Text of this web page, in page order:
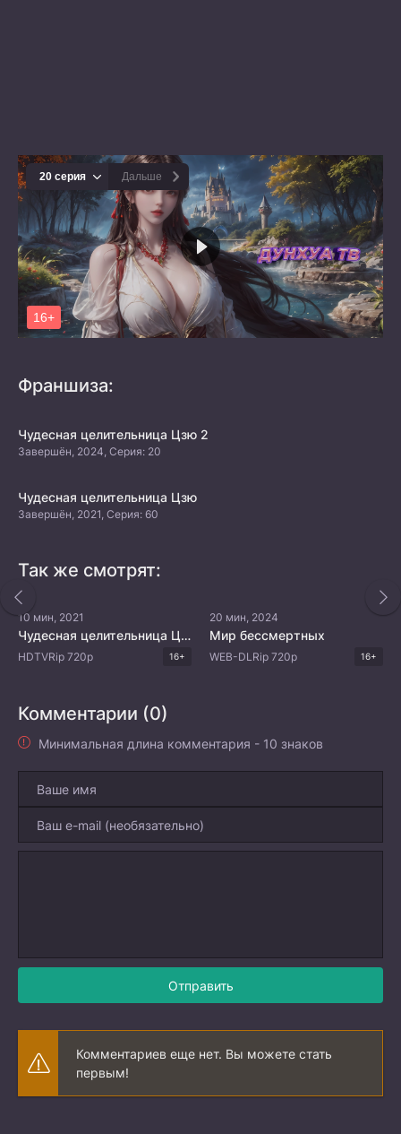
Франшиза:
Чудесная целительница Цзю 2
Завершён, 2024, Серия: 20
Чудесная целительница Цзю
Завершён, 2021, Серия: 60
Так же смотрят:
10 мин, 2021
Чудесная целительница Цзю
HDTVRip 720p 16+
20 мин, 2024
Мир бессмертных
WEB-DLRip 720p 16+
Комментарии (0)
Минимальная длина комментария - 10 знаков
Отправить
Комментариев еще нет. Вы можете стать
первым!